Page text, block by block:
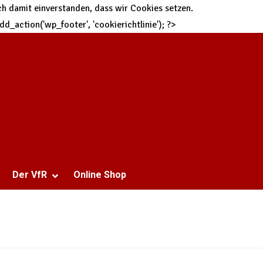
damit einverstanden, dass wir Cookies setzen.
'cookierichtlinie'); ?>
Der VfR Online Shop